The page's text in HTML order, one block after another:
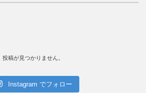
投稿が見つかりません。
Instagram でフォロー